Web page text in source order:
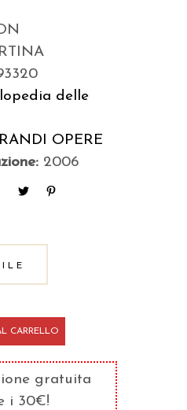
delle
OPERE
2006
CARRELLO
gratuita
i 30€!